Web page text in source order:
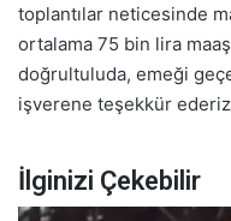
toplantılar neticesinde
ortalama 75 bin lira
doğrultuluda, emeği
işverene teşekkür